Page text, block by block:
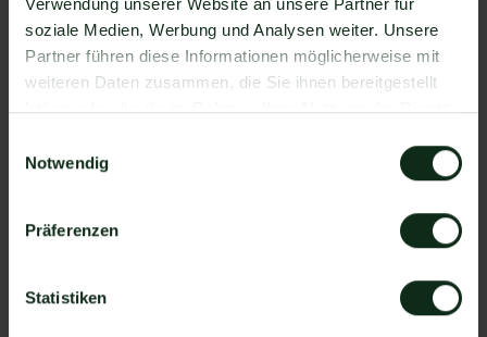
soziale Medien, Werbung und Analysen weiter. Unsere
Partner führen diese Informationen möglicherweise mit
weiteren Daten zusammen, die Sie ihnen bereitgestellt
haben oder die sie im Rahmen Ihrer Nutzung der Dienste
Notwendig
Präferenzen
Statistiken
differenziert, gibt es keine allgemein gültige
Anleitung. Wir zeigen Ihnen im Folgenden, wie die
Einrichtung der Integration von CommissionCrowd
CommissionCrowd und WhatsApp
CommissionCrowd Account und Mateo Konto
Schritt 2: Eine der Apps (CommissionCrowd oder